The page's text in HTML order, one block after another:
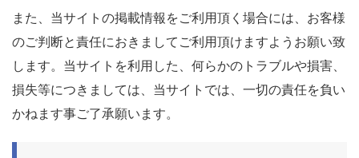
また、当サイトの掲載情報をご利用頂く場合には、お客様
のご判断と責任におきましてご利用頂けますようお願い致
します。当サイトを利用した、何らかのトラブルや損害、
損失等につきましては、当サイトでは、一切の責任を負い
かねます事ご了承願います。